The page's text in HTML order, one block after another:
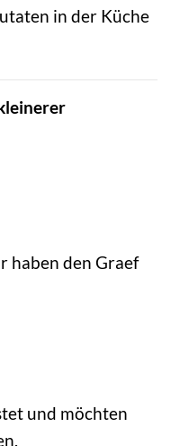
in der Küche
haben den Graef
und möchten